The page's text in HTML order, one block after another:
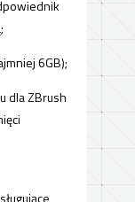
6GB);
dla ZBrush